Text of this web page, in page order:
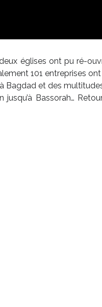
églises ont pu ré-
101 entreprises
Bagdad et des
Bassorah…